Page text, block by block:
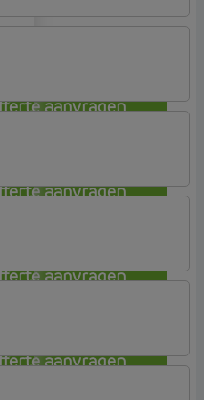
aanvragen
aanvragen
aanvragen
aanvragen
Bank